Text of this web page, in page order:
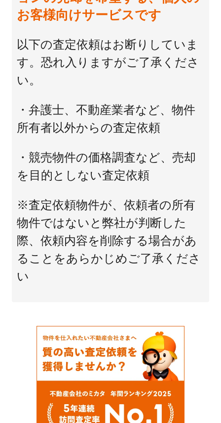
お客様向けサービスです
以下の査定依頼はお断りしていま
す。恐れ入りますがご了承くださ
い。
・弁護士、不動産業者など、物件
所有者以外からの査定依頼
・競売物件の価格調査など、売却
を目的としない査定依頼
※査定依頼物件が、依頼者の所有
物件ではないと弊社が判断した
際、依頼内容を削除する場合があ
ることをあらかじめご了承くださ
い